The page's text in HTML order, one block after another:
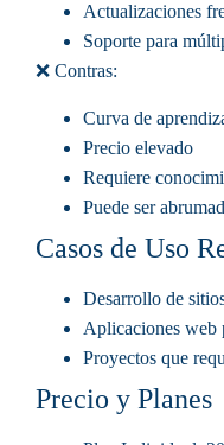
Actualizaciones
Soporte para
❌ Contras:
Curva de
Precio elevado
Requiere
Puede ser
Casos de Uso
Desarrollo de
Aplicaciones web
Proyectos que
Precio y Planes